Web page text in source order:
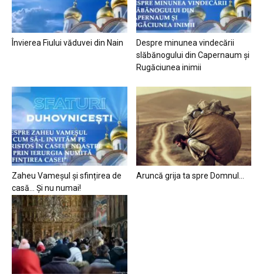
Învierea Fiului văduvei din Nain
Despre minunea vindecării
slăbănogului din Capernaum și
Rugăciunea inimii
Zaheu Vameșul și sfințirea de
casă… Și nu numai!
Aruncă grija ta spre Domnul…